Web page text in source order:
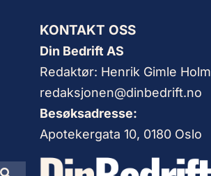
KONTAKT OSS
Din Bedrift AS
Redaktør: Henrik Gimle Holm
redaksjonen@dinbedrift.no
Besøksadresse:
Apotekergata 10, 0180 Oslo